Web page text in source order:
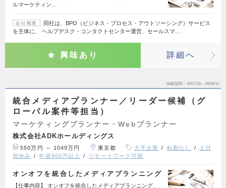
ルマーケティン…
会社概要
同社は、BPO（ビジネス・プロセス・アウトソーシング）サービス
を主体に、 ヘルプデスク・コンタクトセンター運営、セールスマ…
興味あり 詳細へ
掲載期間 26/07/28～26/08/10
統合メディアプランナー／リーダー候補（グ
ローバル案件等担当）
マーケティングプランナー・Webプランナー
株式会社ADKホールディングス
550万円 ～ 1049万円 東京都 大手企業 転勤なし
土日
祝休み
年収600万以上 リモートワーク可能
オンオフを統合したメディアプランニング
【仕事内容】 オンオフを統合したメディアプランニング、